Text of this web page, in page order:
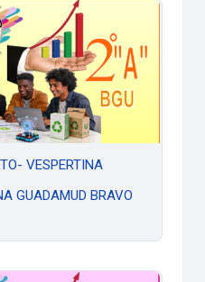
VESPERTINA
VESPERTINA
GUADAMUD BRAVO